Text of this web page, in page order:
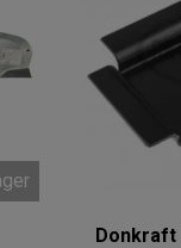
Donkraft